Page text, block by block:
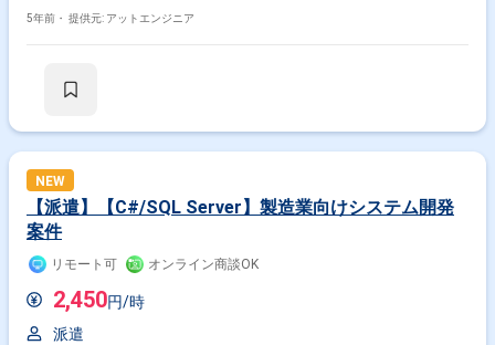
システムテスト, 運用・保守, 構築
5年前・ 提供元: アットエンジニア
NEW
【派遣】【C#/SQL Server】製造業向けシステム開発
案件
リモート可 オンライン商談OK
2,450円/時
派遣